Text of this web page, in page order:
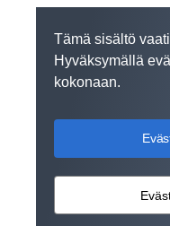
Tämä sisältö
Hyväksymällä
kokonaan.